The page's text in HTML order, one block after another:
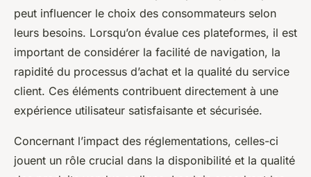
peut influencer le choix des consommateurs selon
leurs besoins. Lorsqu’on évalue ces plateformes, il est
important de considérer la facilité de navigation, la
rapidité du processus d’achat et la qualité du service
client. Ces éléments contribuent directement à une
expérience utilisateur satisfaisante et sécurisée.
Concernant l’impact des réglementations, celles-ci
jouent un rôle crucial dans la disponibilité et la qualité